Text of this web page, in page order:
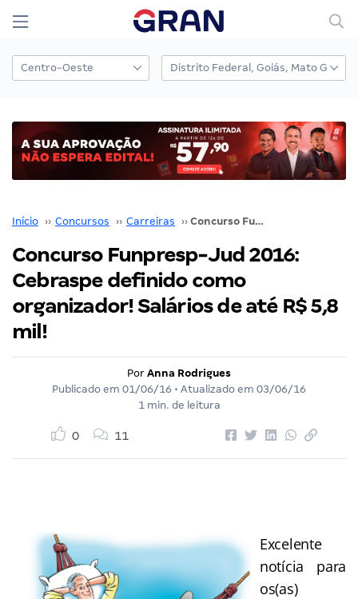
Início ›› Concursos ›› Carreiras ›› Concurso Funpresp-Jud 2016: Cebraspe definido como organizador! Salários de até R$ 5,8 mil!
Concurso Funpresp-Jud 2016:
Cebraspe definido como
organizador! Salários de até R$ 5,8
mil!
Por Anna Rodrigues
Publicado em 01/06/16 • Atualizado em 03/06/16
1 min. de leitura
0 11
Excelente
notícia para
os(as)